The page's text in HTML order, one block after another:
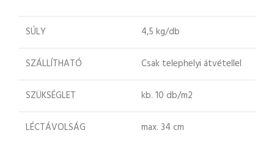
SÚLY 4,5 kg/db
SZÁLLÍTHATÓ Csak telephelyi átvétellel
SZÜKSÉGLET kb. 10 db/m2
LÉCTÁVOLSÁG max. 34 cm